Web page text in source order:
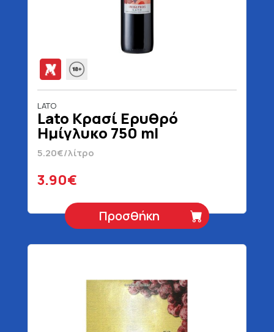
LATO
Lato Κρασί Ερυθρό
Ημίγλυκο 750 ml
5.20€/λίτρο
3.90€
Προσθήκη